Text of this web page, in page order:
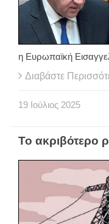
η Ευρωπαϊκή
Διαβάστε
19 Ιούλιος 2025
Το